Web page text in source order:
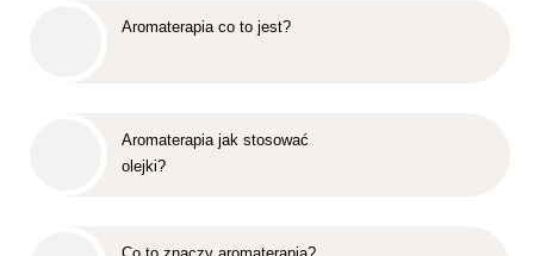
Aromaterapia co to jest?
Aromaterapia jak stosować
olejki?